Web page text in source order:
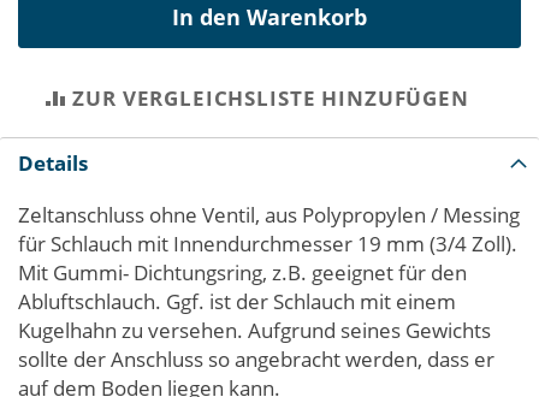
In den Warenkorb
ZUR VERGLEICHSLISTE HINZUFÜGEN
Details
Zeltanschluss ohne Ventil, aus Polypropylen / Messing
für Schlauch mit Innendurchmesser 19 mm (3/4 Zoll).
Mit Gummi- Dichtungsring, z.B. geeignet für den
Abluftschlauch. Ggf. ist der Schlauch mit einem
Kugelhahn zu versehen. Aufgrund seines Gewichts
sollte der Anschluss so angebracht werden, dass er
auf dem Boden liegen kann.